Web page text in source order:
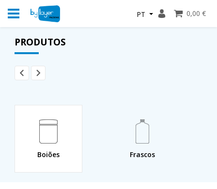
PT 0,00 €
PRODUTOS
Boiões Frascos